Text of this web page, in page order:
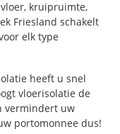
kruipruimte,
Friesland schakelt
elk type
heeft u snel
vloerisolatie de
vermindert uw
portomonnee dus!